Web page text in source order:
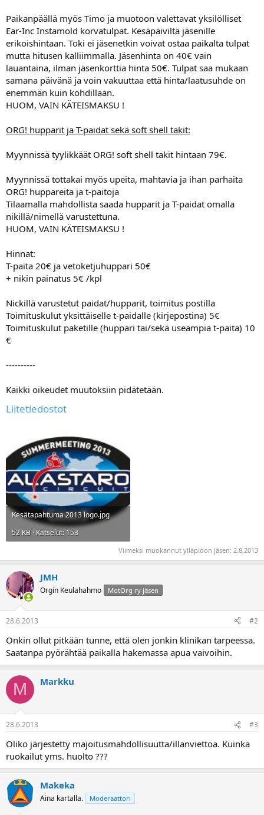
Paikanpäällä myös Timo ja muotoon valettavat yksilölliset
Ear-Inc Instamold korvatulpat. Kesäpäiviltä jäsenille
erikoishintaan. Toki ei jäsenetkin voivat ostaa paikalta tulpat
mutta hitusen kalliimmalla. Jäsenhinta on 40€ vain
lauantaina, ilman jäsenkorttia hinta 50€. Tulpat saa mukaan
samana päivänä ja voin vakuuttaa että hinta/laatusuhde on
enemmän kuin kohdillaan.
HUOM, VAIN KÄTEISMAKSU !
ORG! hupparit ja T-paidat sekä soft shell takit:
Myynnissä tyylikkäät ORG! soft shell takit hintaan 79€.
Myynnissä tottakai myös upeita, mahtavia ja ihan parhaita
ORG! huppareita ja t-paitoja
Tilaamalla mahdollista saada hupparit ja T-paidat omalla
nikillä/nimellä varustettuna.
HUOM, VAIN KÄTEISMAKSU !
Hinnat:
T-paita 20€ ja vetoketjuhuppari 50€
+ nikin painatus 5€ /kpl
Nickillä varustetut paidat/hupparit, toimitus postilla
Toimituskulut yksittäiselle t-paidalle (kirjepostina) 5€
Toimituskulut paketille (huppari tai/sekä useampia t-paita) 10
€
----------
Kaikki oikeudet muutoksiin pidätetään.
Liitetiedostot
Kesätapahtuma 2013 logo.jpg
52 KB · Katselut: 153
Viimeksi muokannut ylläpidon jäsen: 2.8.2013
JMH
Orgin Keulahahmo MotOrg ry jäsen
28.6.2013 #2
Onkin ollut pitkään tunne, että olen jonkin klinikan tarpeessa.
Saatanpa pyörähtää paikalla hakemassa apua vaivoihin.
M Markku
28.6.2013 #3
Oliko järjestetty majoitusmahdollisuutta/illanviettoa. Kuinka
ruokailut yms. huolto ???
Makeka
Aina kartalla. Moderaattori